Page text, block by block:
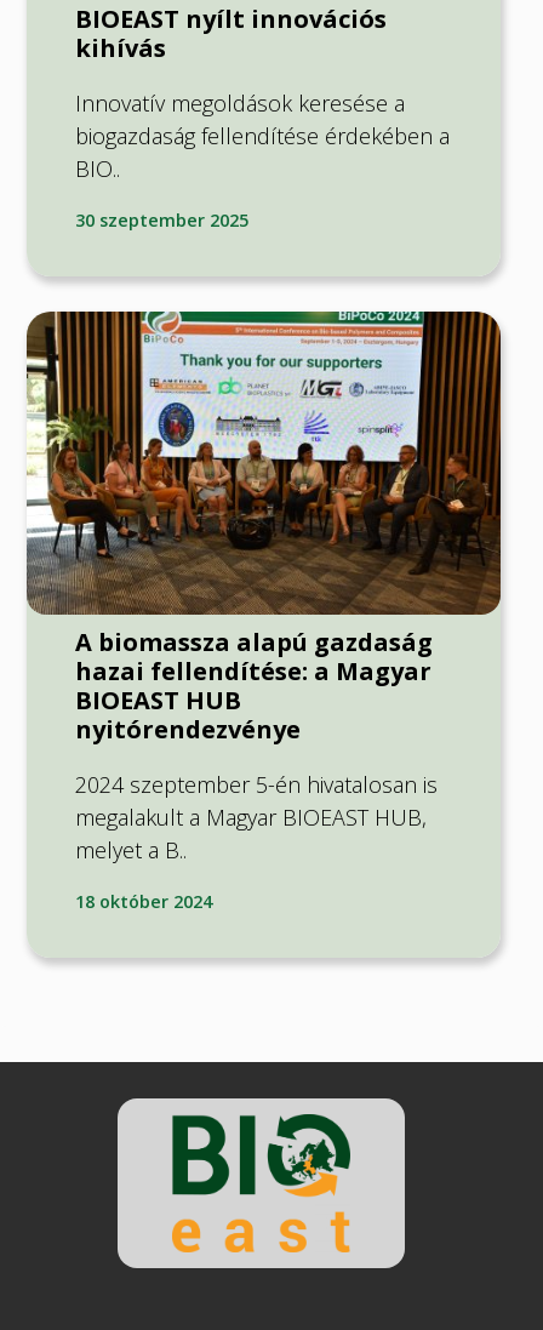
BIOEAST nyílt innovációs
kihívás
Innovatív megoldások keresése a
biogazdaság fellendítése érdekében a
BIO..
30 szeptember 2025
A biomassza alapú gazdaság
hazai fellendítése: a Magyar
BIOEAST HUB
nyitórendezvénye
2024 szeptember 5-én hivatalosan is
megalakult a Magyar BIOEAST HUB,
melyet a B..
18 október 2024